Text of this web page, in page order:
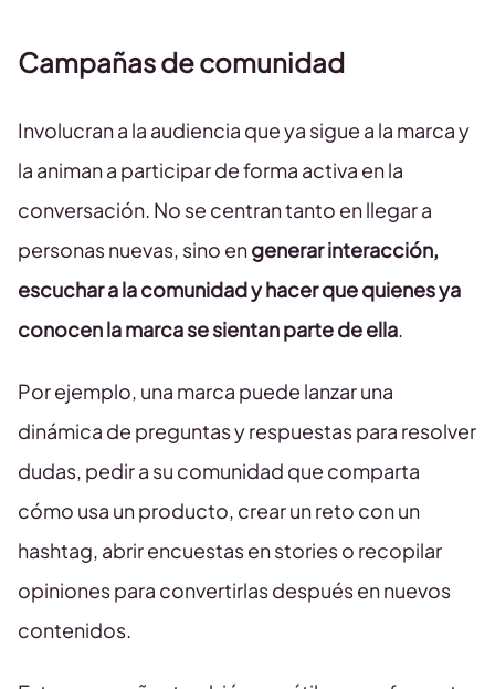
Campañas de comunidad
Involucran a la audiencia que ya sigue a la marca y
la animan a participar de forma activa en la
conversación. No se centran tanto en llegar a
personas nuevas, sino engenerar interacción,
escuchar a la comunidad y hacer que quienes ya
conocen la marca se sientan parte de ella.
Por ejemplo, una marca puede lanzar una
dinámica de preguntas y respuestas para resolver
dudas, pedir a su comunidad que comparta
cómo usa un producto, crear un reto con un
hashtag, abrir encuestas en stories o recopilar
opiniones para convertirlas después en nuevos
contenidos.